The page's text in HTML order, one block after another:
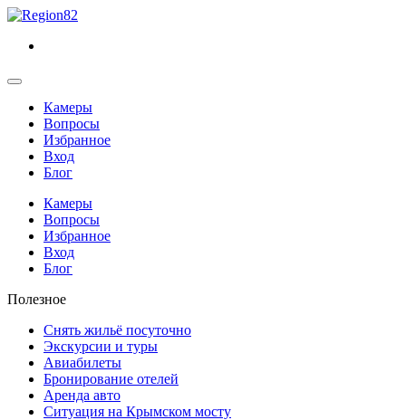
Камеры
Вопросы
Избранное
Вход
Блог
Камеры
Вопросы
Избранное
Вход
Блог
Полезное
Снять жильё посуточно
Экскурсии и туры
Авиабилеты
Бронирование отелей
Аренда авто
Ситуация на Крымском мосту